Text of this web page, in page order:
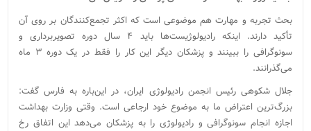
بحث تجربه و مهارت هم موضوعی است که اکثر تجمع‌کنندگان بر روی آن
تأکید دارند. اینکه رادیولوژیست‌ها باید ۴ سال دوره تصویربرداری و
سونوگرافی را ببینند و پزشکان دیگر این کار را فقط در یک دوره ۳ ماه
می‌گذرانند.
جلال شکوهی رئیس انجمن رادیولوژی ایران، در این‌باره به فارس گفت:
بزرگ‌ترین اعتراض ما به موضوع خود ارجاعی است. وقتی وزارت بهداشت
اجازه انجام سونوگرافی و رادیولوژی را به پزشکان می‌دهد این اتفاق رخ